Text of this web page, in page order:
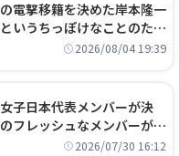
電撃移籍を決めた岸本隆一
いうちっぽけなことのため
はない」
2026/08/04 19:39
子日本代表メンバーが決
フレッシュなメンバーが日
を狙う
2026/07/30 16:12